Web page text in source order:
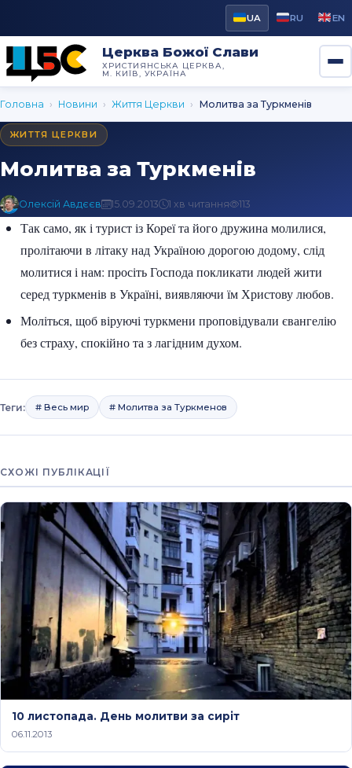
UA RU EN
Церква Божої Слави
ХРИСТИЯНСЬКА ЦЕРКВА,
М. КИЇВ, УКРАЇНА
Головна › Новини › Життя Церкви › Молитва за Туркменів
ЖИТТЯ ЦЕРКВИ
Молитва за Туркменів
Олексій Авдєєв 15.09.2013 1 хв читання 113
Так само, як і турист із Кореї та його дружина молилися,
пролітаючи в літаку над Україною дорогою додому, слід
молитися і нам: просіть Господа покликати людей жити
серед туркменів в Україні, виявляючи їм Христову любов.
Моліться, щоб віруючі туркмени проповідували євангелію
без страху, спокійно та з лагідним духом.
Теги: # Весь мир # Молитва за Туркменов
СХОЖІ ПУБЛІКАЦІЇ
10 листопада. День молитви за сиріт
06.11.2013